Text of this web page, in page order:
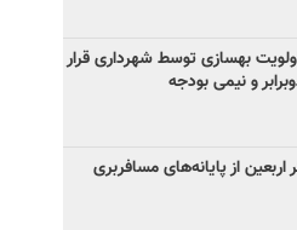
بهسازی توسط شهرداری قرار
و نیمی بودجه
هزار زائر اربعین از پایانه‌های مسافربری